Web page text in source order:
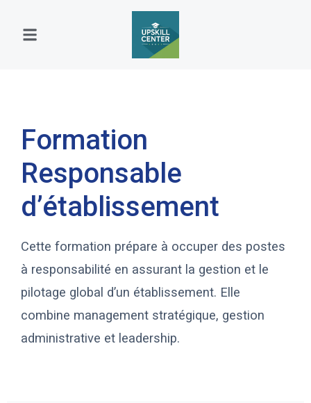
Formation
Responsable
d’établissement
Cette formation prépare à occuper des postes
à responsabilité en assurant la gestion et le
pilotage global d’un établissement. Elle
combine management stratégique, gestion
administrative et leadership.